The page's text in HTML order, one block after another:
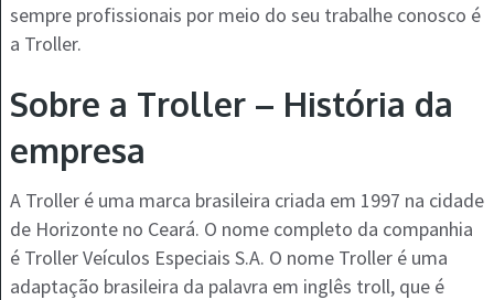
sempre profissionais por meio do seu trabalhe conosco é
a Troller.
Sobre a Troller – História da
empresa
A Troller é uma marca brasileira criada em 1997 na cidade
de Horizonte no Ceará. O nome completo da companhia
é Troller Veículos Especiais S.A. O nome Troller é uma
adaptação brasileira da palavra em inglês troll, que é